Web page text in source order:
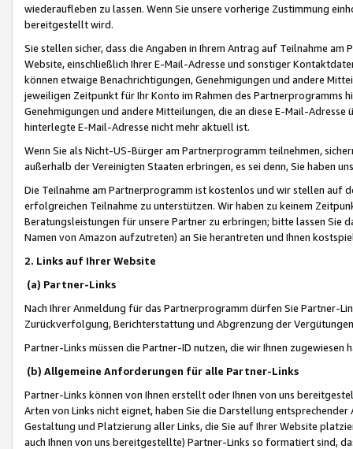
wiederaufleben zu lassen. Wenn Sie unsere vorherige Zustimmung
bereitgestellt wird.
Sie stellen sicher, dass die Angaben in Ihrem Antrag auf Teilnahme
Website, einschließlich Ihrer E-Mail-Adresse und sonstiger
können etwaige Benachrichtigungen, Genehmigungen und andere
jeweiligen Zeitpunkt für Ihr Konto im Rahmen des Partnerprogramms
Genehmigungen und andere Mitteilungen, die an diese E-Mail-
hinterlegte E-Mail-Adresse nicht mehr aktuell ist.
Wenn Sie als Nicht-US-Bürger am Partnerprogramm teilnehmen,
außerhalb der Vereinigten Staaten erbringen, es sei denn, Sie haben
Die Teilnahme am Partnerprogramm ist kostenlos und wir stellen auf
erfolgreichen Teilnahme zu unterstützen. Wir haben zu keinem
Beratungsleistungen für unsere Partner zu erbringen; bitte lassen Sie
Namen von Amazon aufzutreten) an Sie herantreten und Ihnen
2. Links auf Ihrer Website
(a) Partner-Links
Nach Ihrer Anmeldung für das Partnerprogramm dürfen Sie Partner-
Zurückverfolgung, Berichterstattung und Abgrenzung der
Partner-Links müssen die Partner-ID nutzen, die wir Ihnen zugewiesen
(b) Allgemeine Anforderungen für alle Partner-Links
Partner-Links können von Ihnen erstellt oder Ihnen von uns
Arten von Links nicht eignet, haben Sie die Darstellung
Gestaltung und Platzierung aller Links, die Sie auf Ihrer Website
auch Ihnen von uns bereitgestellte) Partner-Links so formatiert sind,